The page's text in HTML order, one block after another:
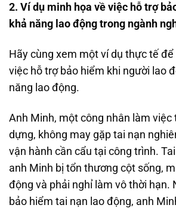
2. Ví dụ minh họa về việc hỗ trợ
khả năng lao động trong ngành
Hãy cùng xem một ví dụ thực tế để
việc hỗ trợ bảo hiểm khi người lao
năng lao động.
Anh Minh, một công nhân làm việc
dựng, không may gặp tai nạn
vận hành cần cẩu tại công trình.
anh Minh bị tổn thương cột sống,
động và phải nghỉ làm vô thời hạn.
bảo hiểm tai nạn lao động, anh